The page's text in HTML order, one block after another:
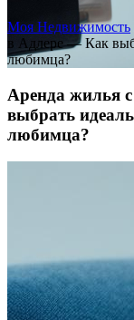
Моя Недвижимость
в Адлере — Как
любимца?
Аренда жилья
выбрать
любимца?